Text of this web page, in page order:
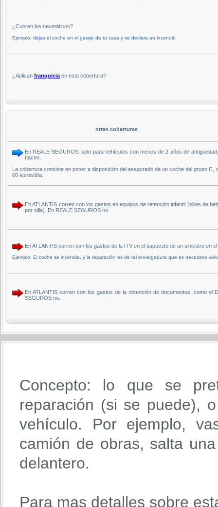
¿Cubren los neumáticos?
Ejemplo: dejas el coche en el garaje de tu casa y se declara un incendio
¿Aplican franquicia en esta cobertura?
otras coberturas
En REALE SEGUROS, solo para vehículos con menos de 2 años de
hacen.
La cobertura consiste en poner a disposición del asegurado de un coche del grupo
60 euros/día.
En ATLANTIS corren con los gastos en equipos de retención infantil (sillas de
por silla). En REALE SEGUROS no.
En ATLANTIS corren con los gastos de la ITV en el supuesto de un siniestro en
Ejemplo: El coche se incendia, y la reparación es de tal envergadura que es necesario
En ATLANTIS corren con los gastos de la obtención de documentos, como
SEGUROS no.
Concepto: lo que se
reparación (si se puede),
vehículo. Por ejemplo,
camión de obras, salta
delantero.
Para mas detalles sobre